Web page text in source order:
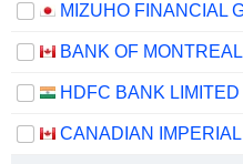
BANK OF MONTREAL
HDFC BANK LIMITED